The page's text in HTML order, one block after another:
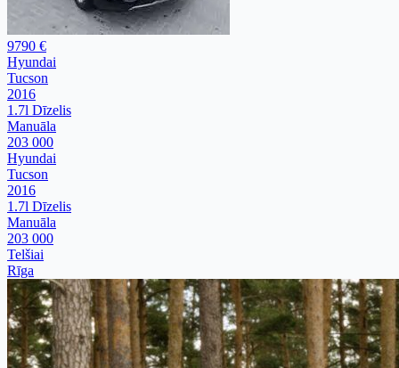
9790 €
Hyundai
Tucson
2016
1.7l Dīzelis
Manuāla
203 000
Hyundai
Tucson
2016
1.7l Dīzelis
Manuāla
203 000
Telšiai
Rīga